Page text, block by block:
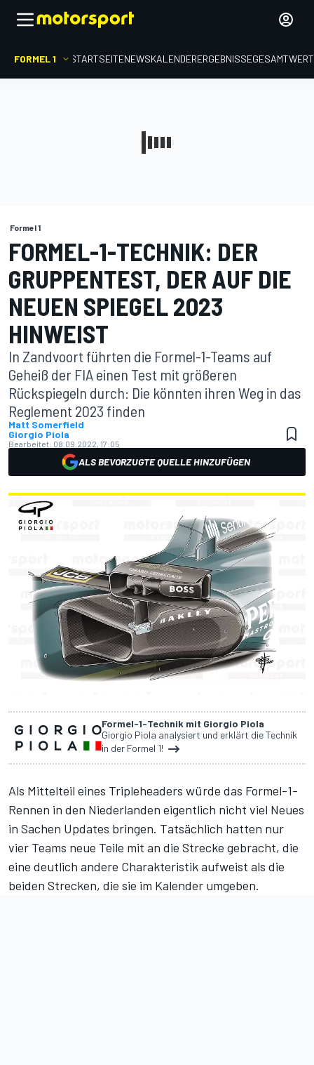
FORMEL 1 STARTSEITENEWSKALENDERERGEBNISSE
Formel 1
FORMEL-1-TECHNIK: DER
GRUPPENTEST, DER AUF DIE
NEUEN SPIEGEL 2023
HINWEIST
In Zandvoort führten die Formel-1-Teams auf
Geheiß der FIA einen Test mit größeren
Rückspiegeln durch: Die könnten ihren Weg in das
Reglement 2023 finden
Matt Somerfield
Giorgio Piola
Bearbeitet: 08.09.2022, 17:05
ALS BEVORZUGTE QUELLE HINZUFÜGEN
Formel-1-Technik mit Giorgio Piola
Giorgio Piola analysiert und erklärt die Technik
in der Formel 1!
Als Mittelteil eines Tripleheaders würde das Formel-1-
Rennen in den Niederlanden eigentlich nicht viel Neues
in Sachen Updates bringen. Tatsächlich hatten nur
vier Teams neue Teile mit an die Strecke gebracht, die
eine deutlich andere Charakteristik aufweist als die
beiden Strecken, die sie im Kalender umgeben.